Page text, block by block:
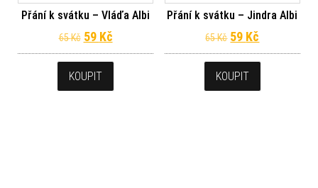
Přání k svátku – Vláďa Albi
65Kč Původní cena byla: 65 Kč.
59 KčAktuální cena je: 59 Kč.
KOUPIT
Přání k svátku – Jindra Albi
65Kč Původní cena
59 Kč
KOUPIT